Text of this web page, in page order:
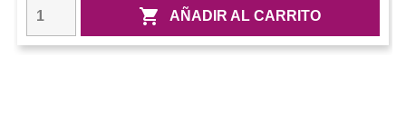
 AÑADIR AL CARRITO